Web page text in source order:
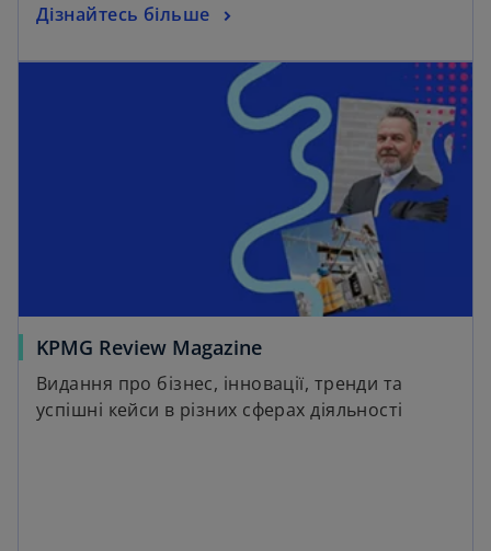
Дізнайтесь більше
KPMG Review Magazine
Видання про бізнес, інновації, тренди та
успішні кейси в різних сферах діяльності